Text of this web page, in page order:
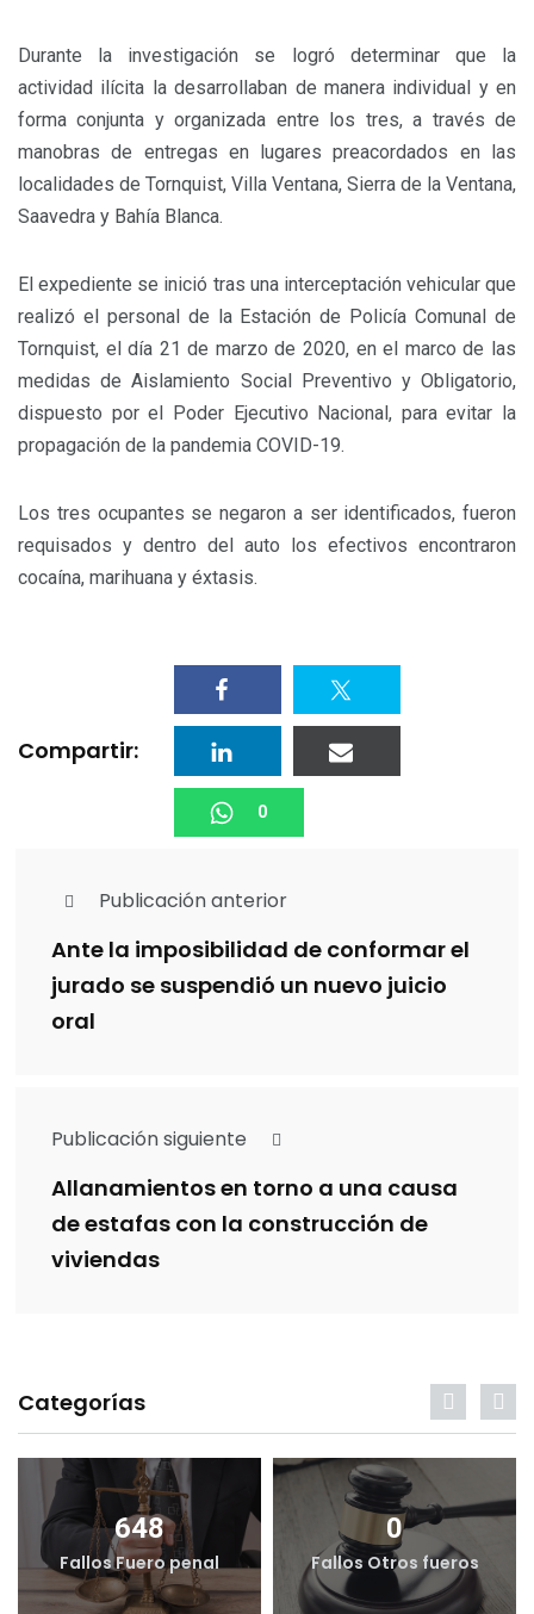
Durante la investigación se logró determinar que la
actividad ilícita la desarrollaban de manera individual y en
forma conjunta y organizada entre los tres, a través de
manobras de entregas en lugares preacordados en las
localidades de Tornquist, Villa Ventana, Sierra de la Ventana,
Saavedra y Bahía Blanca.
El expediente se inició tras una interceptación vehicular que
realizó el personal de la Estación de Policía Comunal de
Tornquist, el día 21 de marzo de 2020, en el marco de las
medidas de Aislamiento Social Preventivo y Obligatorio,
dispuesto por el Poder Ejecutivo Nacional, para evitar la
propagación de la pandemia COVID-19.
Los tres ocupantes se negaron a ser identificados, fueron
requisados y dentro del auto los efectivos encontraron
cocaína, marihuana y éxtasis.
Compartir:
0
Publicación anterior
Ante la imposibilidad de conformar el
jurado se suspendió un nuevo juicio
oral
Publicación siguiente
Allanamientos en torno a una causa
de estafas con la construcción de
viviendas
Categorías
648
Fallos Fuero penal
0
Fallos Otros fueros